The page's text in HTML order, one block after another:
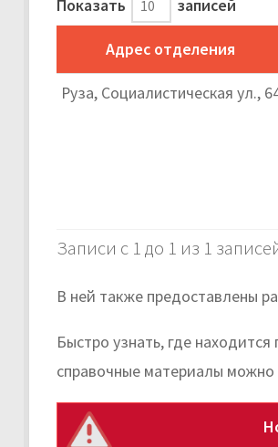
Показать записей
Адрес отделения
Руза, Социалистическая ул.,
Записи с 1 до 1 из 1
В ней также предоставлены
Быстро узнать, где
справочные материалы